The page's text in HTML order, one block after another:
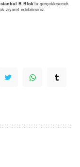
B Blok’ta gerçekleşecek
ziyaret edebilirsiniz.